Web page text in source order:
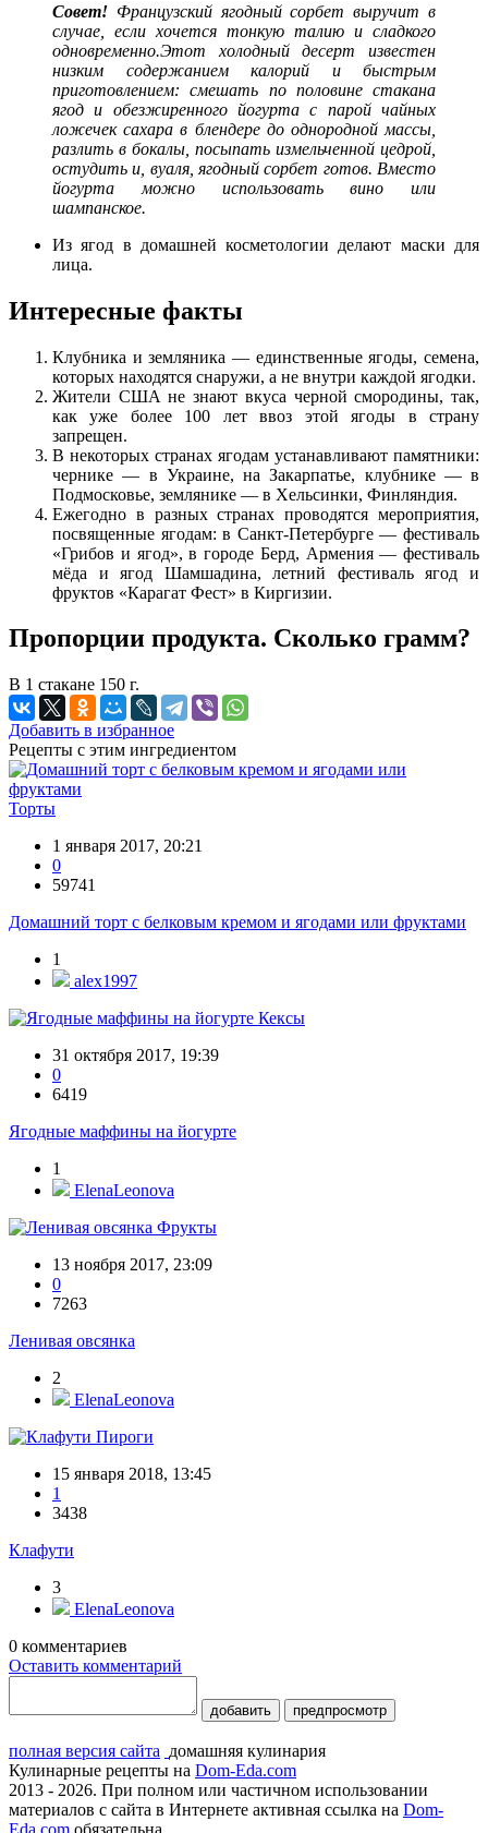
Совет! Французский ягодный сорбет выручит в
случае, если хочется тонкую талию и сладкого
одновременно.Этот холодный десерт известен
низким содержанием калорий и быстрым
приготовлением: смешать по половине стакана
ягод и обезжиренного йогурта с парой чайных
ложечек сахара в блендере до однородной массы,
разлить в бокалы, посыпать измельченной цедрой,
остудить и, вуаля, ягодный сорбет готов. Вместо
йогурта можно использовать вино или
шампанское.
Из ягод в домашней косметологии делают маски для
лица.
Интересные факты
Клубника и земляника — единственные ягоды, семена,
которых находятся снаружи, а не внутри каждой ягодки.
Жители США не знают вкуса черной смородины, так,
как уже более 100 лет ввоз этой ягоды в страну
запрещен.
В некоторых странах ягодам устанавливают памятники:
чернике — в Украине, на Закарпатье, клубнике — в
Подмосковье, землянике — в Хельсинки, Финляндия.
Ежегодно в разных странах проводятся мероприятия,
посвященные ягодам: в Санкт-Петербурге — фестиваль
«Грибов и ягод», в городе Берд, Армения — фестиваль
мёда и ягод Шамшадина, летний фестиваль ягод и
фруктов «Карагат Фест» в Киргизии.
Пропорции продукта. Сколько грамм?
В 1 стакане 150 г.
Добавить в избранное
Рецепты с этим ингредиентом
Торты
1 января 2017, 20:21
0
59741
Домашний торт с белковым кремом и ягодами или фруктами
1
alex1997
Кексы
31 октября 2017, 19:39
0
6419
Ягодные маффины на йогурте
1
ElenaLeonova
Фрукты
13 ноября 2017, 23:09
0
7263
Ленивая овсянка
2
ElenaLeonova
Пироги
15 января 2018, 13:45
1
3438
Клафути
3
ElenaLeonova
0 комментариев
Оставить комментарий
добавить предпросмотр
полная версия сайта домашняя кулинария
Кулинарные рецепты на Dom-Eda.com
2013 - 2026. При полном или частичном использовании
материалов с сайта в Интернете активная ссылка на Dom-